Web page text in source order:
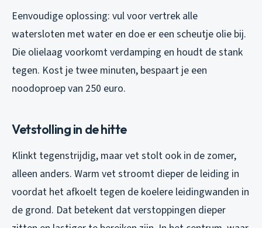
Eenvoudige oplossing: vul voor vertrek alle
watersloten met water en doe er een scheutje olie bij.
Die olielaag voorkomt verdamping en houdt de stank
tegen. Kost je twee minuten, bespaart je een
noodoproep van 250 euro.
Vetstolling in de hitte
Klinkt tegenstrijdig, maar vet stolt ook in de zomer,
alleen anders. Warm vet stroomt dieper de leiding in
voordat het afkoelt tegen de koelere leidingwanden in
de grond. Dat betekent dat verstoppingen dieper